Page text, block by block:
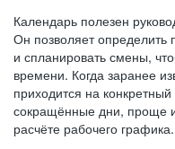
Календарь полезен
Он позволяет определить
и спланировать смены,
времени. Когда заранее
приходится на
сокращённые дни, проще
расчёте рабочего графика.